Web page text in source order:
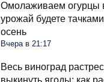
Омолаживаем огурцы
урожай будете
осень
Вчера в 21:17
Весь виноград